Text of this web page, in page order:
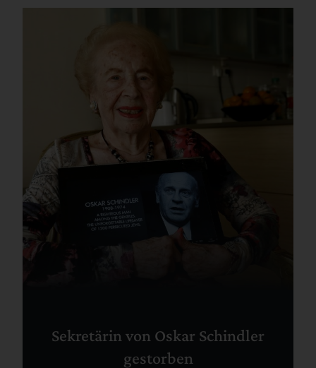
Sekretärin von Oskar Schindler
gestorben